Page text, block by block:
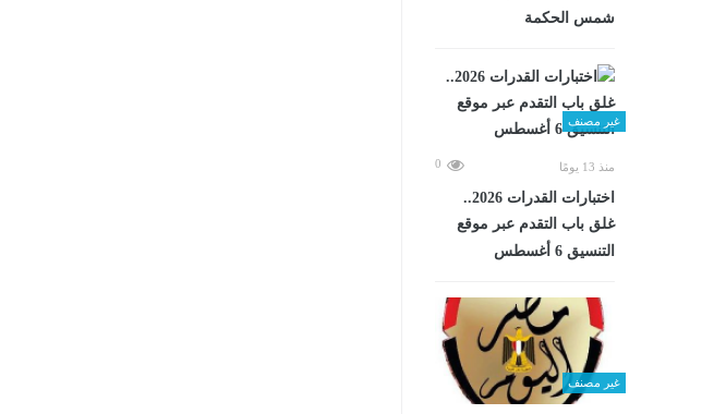
شمس الحكمة
غير مصنف
منذ 13 يومًا 0
اختبارات القدرات 2026..
غلق باب التقدم عبر موقع
التنسيق 6 أغسطس
غير مصنف